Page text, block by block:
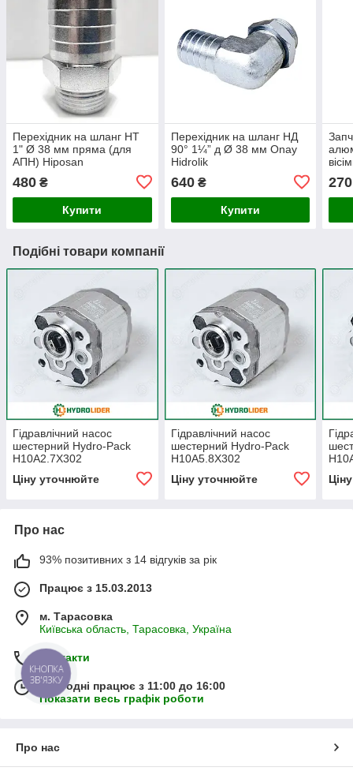
Перехідник на шланг НТ
1" Ø 38 мм пряма (для
АПН) Hiposan
480 ₴
Купити
Перехідник на шланг НД
90° 1¼” д Ø 38 мм Onay
Hidrolik
640₴
Купити
270
Подібні товари компанії
Гідравлічний насос
шестерний Hydro-Pack
H10A2.7X302
Ціну уточнюйте
Гідравлічний насос
шестерний Hydro-Pack
H10A5.8X302
Ціну уточнюйте
Про нас
93% позитивних з 14 відгуків за рік
Працює з 15.03.2013
м. Тарасовка
Київська область, Тарасовка, Україна
Контакти
Сьогодні працює з 11:00 до 16:00
Показати весь графік роботи
Про нас
КНОПКА
ЗВ'ЯЗКУ